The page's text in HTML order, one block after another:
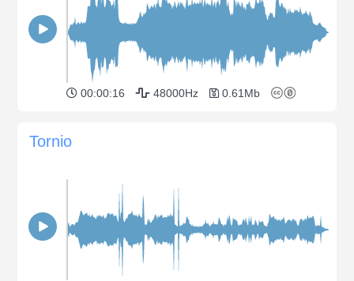
00:00:16 48000Hz 0.61Mb
Tornio